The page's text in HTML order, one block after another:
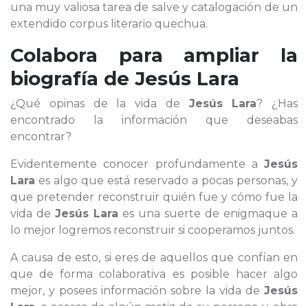
una muy valiosa tarea de salve y catalogación de un
extendido corpus literario quechua.
Colabora para ampliar la
biografía de Jesús Lara
¿Qué opinas de la vida de Jesús Lara? ¿Has
encontrado la información que deseabas
encontrar?
Evidentemente conocer profundamente a Jesús
Lara es algo que está reservado a pocas personas, y
que pretender reconstruir quién fue y cómo fue la
vida de Jesús Lara es una suerte de enigmaque a
lo mejor logremos reconstruir si cooperamos juntos.
A causa de esto, si eres de aquellos que confían en
que de forma colaborativa es posible hacer algo
mejor, y posees información sobre la vida de Jesús